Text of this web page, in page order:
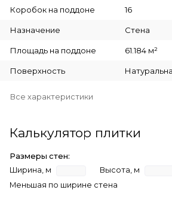
Коробок на поддоне 16
Назначение Стена
Площадь на поддоне 61.184 м²
Поверхность
Все характеристики
Калькулятор плитки
Размеры стен:
Ширина, м
Высота, м
Меньшая по ширине стена